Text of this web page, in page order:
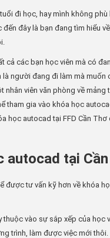
đi học, hay mình không
đây là bạn đang tìm hiểu
cả các bạn học viên mà có
người đang đi làm mà
nhân viên văn phòng về
tham gia vào khóa học
học autocad tại FFD Cần
autocad tại
được tư vấn kỹ hơn về khóa
vào sự sắp xếp của
trình, làm được việc mới thôi.